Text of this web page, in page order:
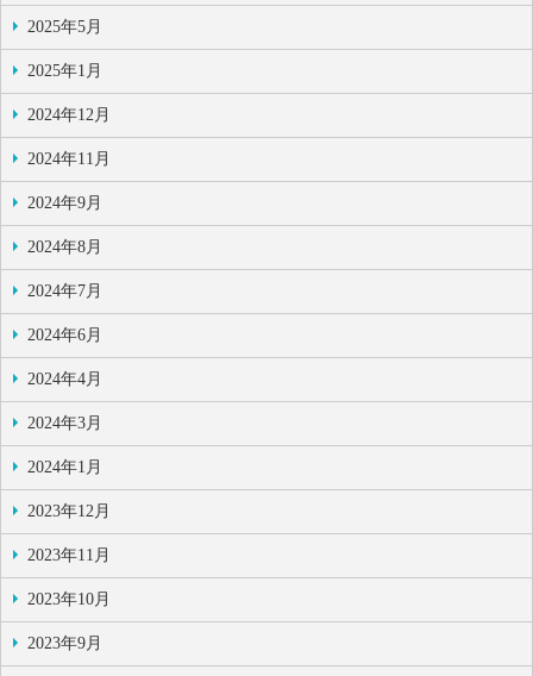
2025年5月
2025年1月
2024年12月
2024年11月
2024年9月
2024年8月
2024年7月
2024年6月
2024年4月
2024年3月
2024年1月
2023年12月
2023年11月
2023年10月
2023年9月